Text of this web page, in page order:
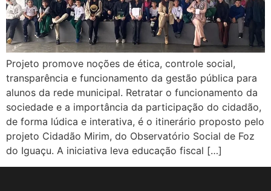
Projeto promove noções de ética, controle social,
transparência e funcionamento da gestão pública para
alunos da rede municipal. Retratar o funcionamento da
sociedade e a importância da participação do cidadão,
de forma lúdica e interativa, é o itinerário proposto pelo
projeto Cidadão Mirim, do Observatório Social de Foz
do Iguaçu. A iniciativa leva educação fiscal […]